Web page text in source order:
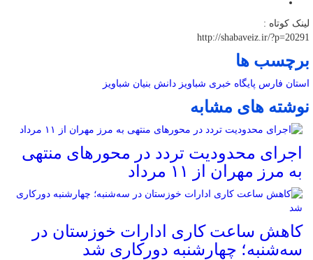
لینک کوتاه :
http://shabaveiz.ir/?p=20291
برچسب ها
استان فارس پایگاه خبری شباویز دانش بنیان شباویز
نوشته های مشابه
اجرای محدودیت تردد در محورهای منتهی
به مرز مهران از ۱۱ مرداد
کاهش ساعت کاری ادارات خوزستان در
سه‌شنبه؛ چهارشنبه دورکاری شد